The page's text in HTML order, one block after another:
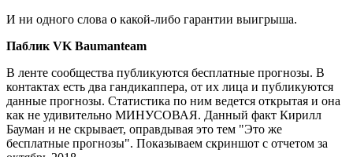
И ни одного слова о какой-либо гарантии выигрыша.
Паблик VK Baumanteam
В ленте сообщества публикуются бесплатные прогнозы. В
контактах есть два гандикаппера, от их лица и публикуются
данные прогнозы. Статистика по ним ведется открытая и она
как не удивительно МИНУСОВАЯ. Данный факт Кирилл
Бауман и не скрывает, оправдывая это тем "Это же
бесплатные прогнозы". Показываем скриншот с отчетом за